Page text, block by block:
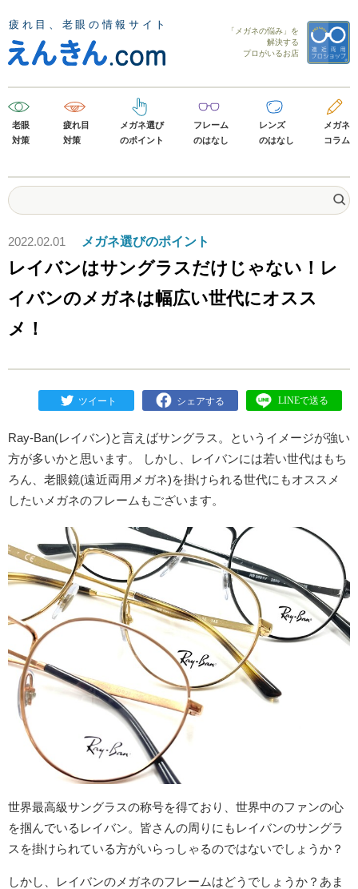
「メガネの悩み」を
解決する
プロがいるお店
老眼
対策
疲れ目
対策
メガネ選び
のポイント
フレーム
のはなし
レンズ
のはなし
メガネ
コラム
2022.02.01 メガネ選びのポイント
レイバンはサングラスだけじゃない！レ
イバンのメガネは幅広い世代にオスス
メ！
Ray-Ban(レイバン)と言えばサングラス。というイメージが強い
方が多いかと思います。 しかし、レイバンには若い世代はもち
ろん、老眼鏡(遠近両用メガネ)を掛けられる世代にもオススメ
したいメガネのフレームもございます。
世界最高級サングラスの称号を得ており、世界中のファンの心
を掴んでいるレイバン。皆さんの周りにもレイバンのサングラ
スを掛けられている方がいらっしゃるのではないでしょうか？
しかし、レイバンのメガネのフレームはどうでしょうか？あま